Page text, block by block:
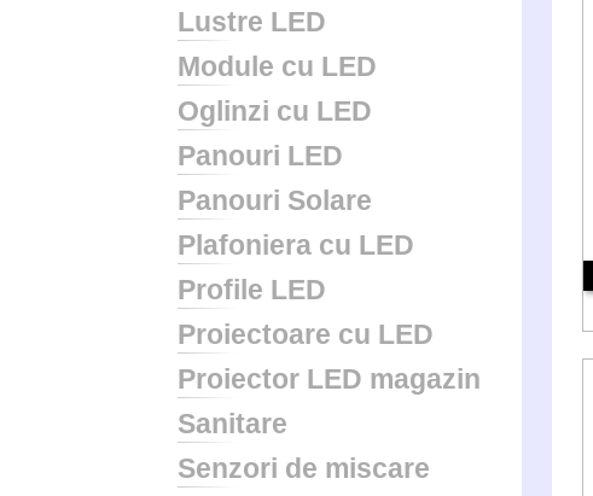
Lustre LED
Module cu LED
Oglinzi cu LED
Panouri LED
Panouri Solare
Plafoniera cu LED
Profile LED
Proiectoare cu LED
Proiector LED magazin
Sanitare
Senzori de miscare